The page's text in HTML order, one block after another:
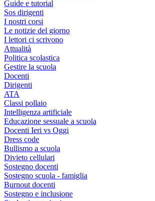
Guide e tutorial
Sos dirigenti
I nostri corsi
Le notizie del giorno
I lettori ci scrivono
Attualità
Politica scolastica
Gestire la scuola
Docenti
Dirigenti
ATA
Classi pollaio
Intelligenza artificiale
Educazione sessuale a scuola
Docenti Ieri vs Oggi
Dress code
Bullismo a scuola
Divieto cellulari
Sostegno docenti
Sostegno scuola - famiglia
Burnout docenti
Sostegno e inclusione